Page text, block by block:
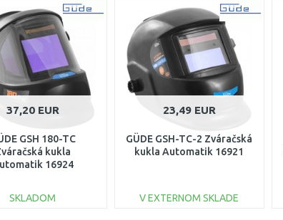
37,20 EUR
GSH 180-TC
kukla
16924
SKLADOM
23,49 EUR
GÜDE GSH-TC-2 Zváračská
kukla Automatik 16921
V EXTERNOM SKLADE